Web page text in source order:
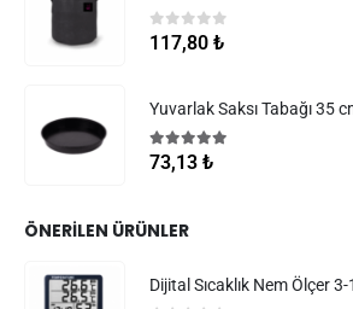
0 5 üzerinden
117,80 ₺
Yuvarlak Saksı Tabağı 35
5.005 üzerinden
73,13 ₺
ÖNERILEN ÜRÜNLER
Dijital Sıcaklık Nem Ölçer